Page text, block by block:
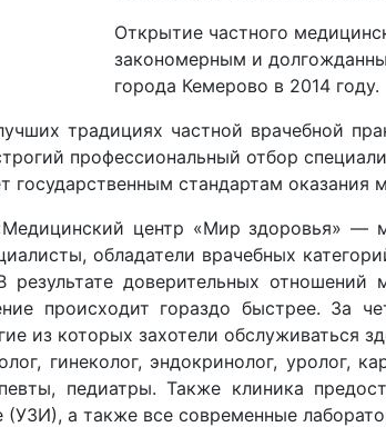
Открытие частного
закономерным и
города Кемерово в 2014 году.
традициях частной врачебной
профессиональный отбор
государственным стандартам
центр «Мир здоровья» —
обладатели врачебных
доверительных
происходит гораздо быстрее. За
из которых захотели обслуживаться
гинеколог, эндокринолог, уролог,
педиатры. Также клиника
(УЗИ), а также все современные